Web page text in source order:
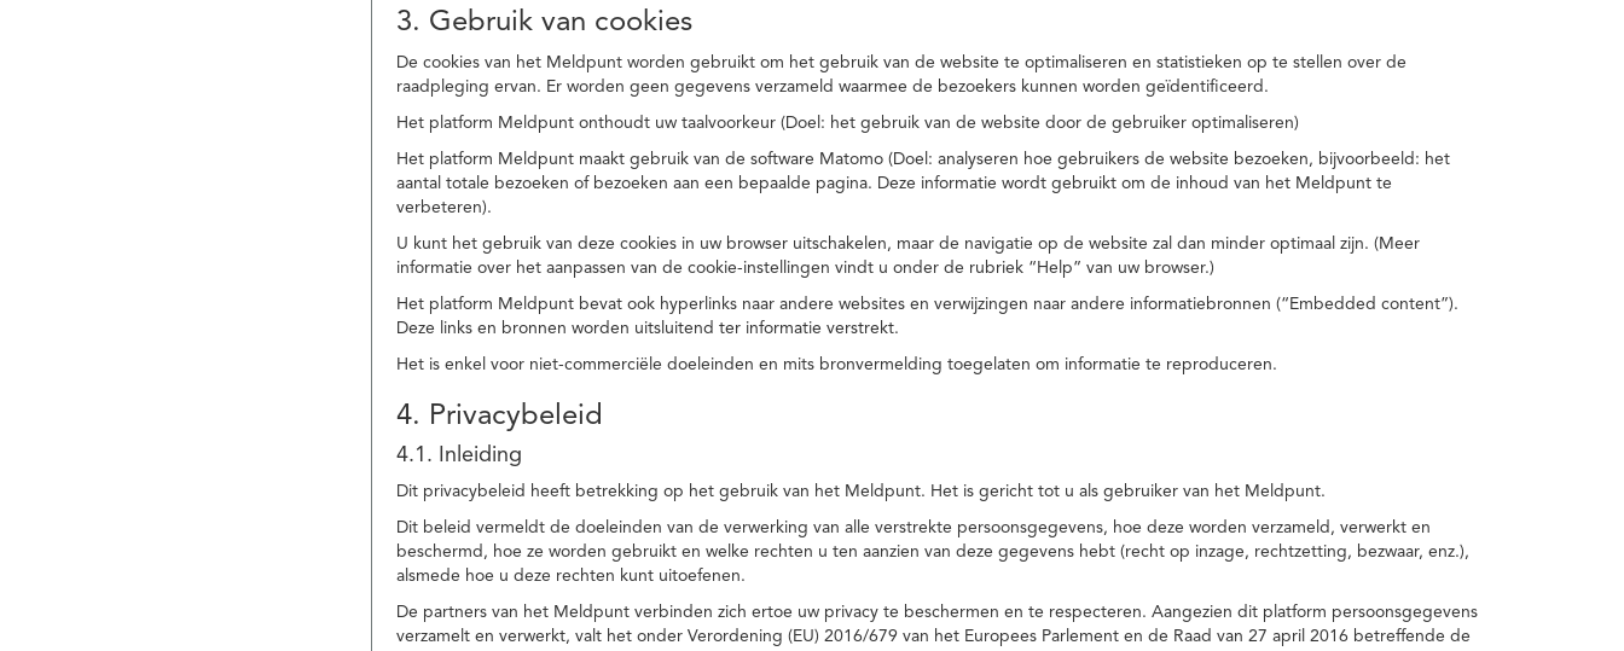
3. Gebruik van cookies
De cookies van het Meldpunt worden gebruikt om het gebruik van de website te optimaliseren en statistieken op te stellen over de
raadpleging ervan. Er worden geen gegevens verzameld waarmee de bezoekers kunnen worden geïdentificeerd.
Het platform Meldpunt onthoudt uw taalvoorkeur (Doel: het gebruik van de website door de gebruiker optimaliseren)
Het platform Meldpunt maakt gebruik van de software Matomo (Doel: analyseren hoe gebruikers de website bezoeken, bijvoorbeeld: het
aantal totale bezoeken of bezoeken aan een bepaalde pagina. Deze informatie wordt gebruikt om de inhoud van het Meldpunt te
verbeteren).
U kunt het gebruik van deze cookies in uw browser uitschakelen, maar de navigatie op de website zal dan minder optimaal zijn. (Meer
informatie over het aanpassen van de cookie-instellingen vindt u onder de rubriek “Help” van uw browser.)
Het platform Meldpunt bevat ook hyperlinks naar andere websites en verwijzingen naar andere informatiebronnen (“Embedded content”).
Deze links en bronnen worden uitsluitend ter informatie verstrekt.
Het is enkel voor niet-commerciële doeleinden en mits bronvermelding toegelaten om informatie te reproduceren.
4. Privacybeleid
4.1. Inleiding
Dit privacybeleid heeft betrekking op het gebruik van het Meldpunt. Het is gericht tot u als gebruiker van het Meldpunt.
Dit beleid vermeldt de doeleinden van de verwerking van alle verstrekte persoonsgegevens, hoe deze worden verzameld, verwerkt en
beschermd, hoe ze worden gebruikt en welke rechten u ten aanzien van deze gegevens hebt (recht op inzage, rechtzetting, bezwaar, enz.),
alsmede hoe u deze rechten kunt uitoefenen.
De partners van het Meldpunt verbinden zich ertoe uw privacy te beschermen en te respecteren. Aangezien dit platform persoonsgegevens
verzamelt en verwerkt, valt het onder Verordening (EU) 2016/679 van het Europees Parlement en de Raad van 27 april 2016 betreffende de